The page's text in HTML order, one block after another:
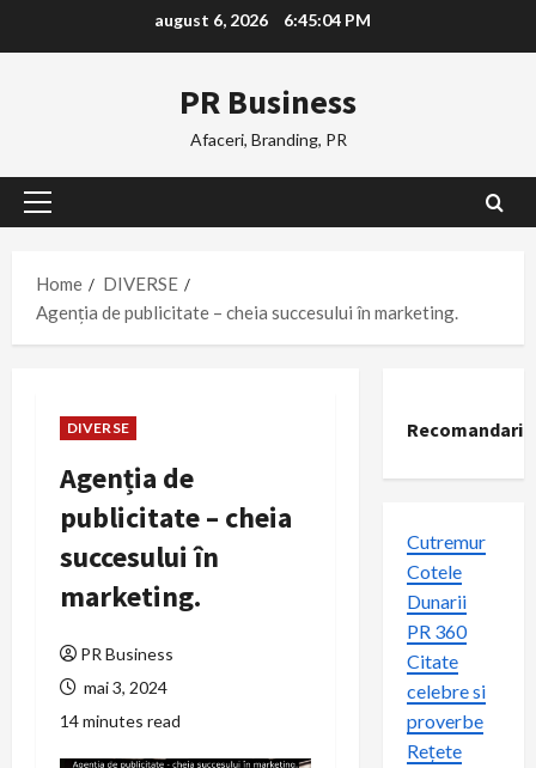
august 6, 2026 6:45:05 PM
PR Business
Afaceri, Branding, PR
Primary
Home
DIVERSE
Agenția de publicitate – cheia succesului în marketing.
DIVERSE
Agenția de
publicitate – cheia
succesului în
marketing.
PR Business
mai 3, 2024
14 minutes read
Recomandari
Cutremur
Cotele
Dunarii
PR 360
Citate
celebre si
proverbe
Rețete